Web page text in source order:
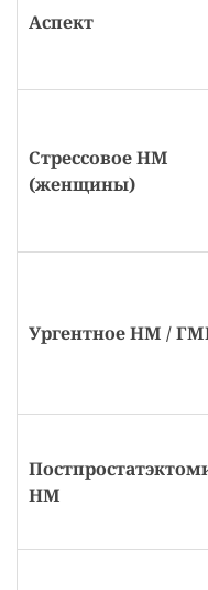
Аспект
Стрессовое НМ
(женщины)
Ургентное НМ /
НМ